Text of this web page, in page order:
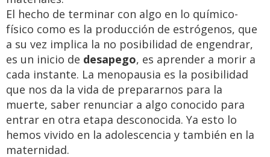
El hecho de terminar con algo en lo químico-
físico como es la producción de estrógenos, que
a su vez implica la no posibilidad de engendrar,
es un inicio de desapego, es aprender a morir a
cada instante. La menopausia es la posibilidad
que nos da la vida de prepararnos para la
muerte, saber renunciar a algo conocido para
entrar en otra etapa desconocida. Ya esto lo
hemos vivido en la adolescencia y también en la
maternidad.